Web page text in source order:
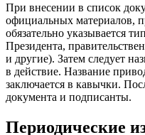
При внесении в список
официальных материалов,
обязательно указывается
Президента,
и другие). Затем следует
в действие. Название
заключается в кавычки.
документа и подписанты.
Периодические